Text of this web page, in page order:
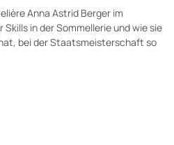
Anna Astrid Berger im
Skills in der Sommellerie und wie sie
bei der Staatsmeisterschaft so